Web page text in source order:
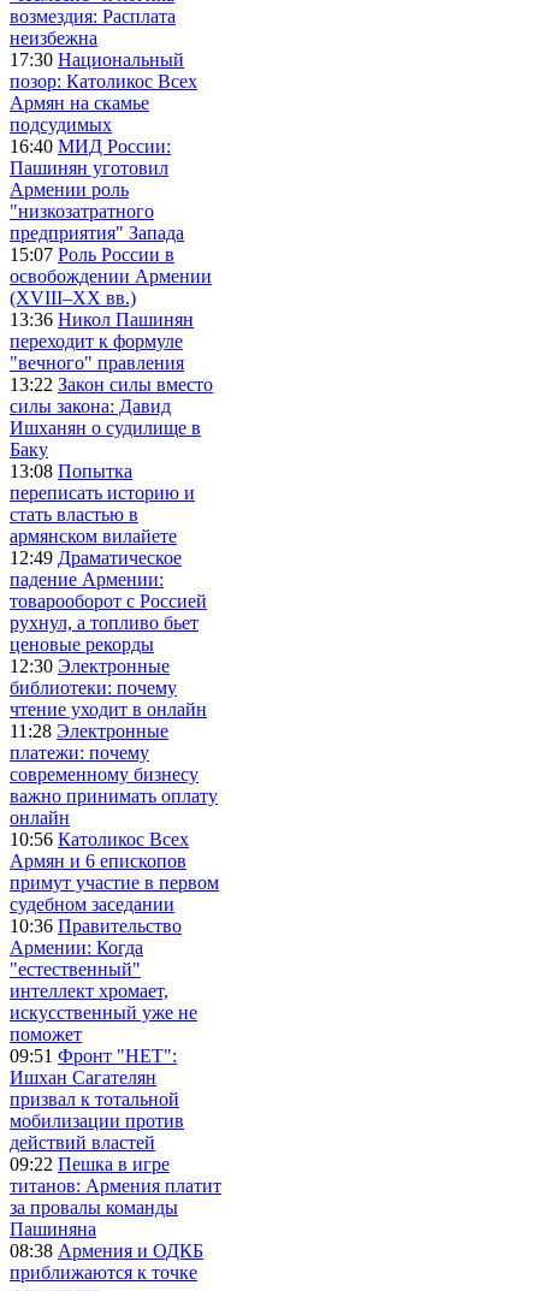
возмездия: Расплата
неизбежна
17:30 Национальный
позор: Католикос Всех
Армян на скамье
подсудимых
16:40 МИД России:
Пашинян уготовил
Армении роль
"низкозатратного
предприятия" Запада
15:07 Роль России в
освобождении Армении
(XVIII–XX вв.)
13:36 Никол Пашинян
переходит к формуле
"вечного" правления
13:22 Закон силы вместо
силы закона: Давид
Ишханян о судилище в
Баку
13:08 Попытка
переписать историю и
стать властью в
армянском вилайете
12:49 Драматическое
падение Армении:
товарооборот с Россией
рухнул, а топливо бьет
ценовые рекорды
12:30 Электронные
библиотеки: почему
чтение уходит в онлайн
11:28 Электронные
платежи: почему
современному бизнесу
важно принимать оплату
онлайн
10:56 Католикос Всех
Армян и 6 епископов
примут участие в первом
судебном заседании
10:36 Правительство
Армении: Когда
"естественный"
интеллект хромает,
искусственный уже не
поможет
09:51 Фронт "НЕТ":
Ишхан Сагателян
призвал к тотальной
мобилизации против
действий властей
09:22 Пешка в игре
титанов: Армения платит
за провалы команды
Пашиняна
08:38 Армения и ОДКБ
приближаются к точке